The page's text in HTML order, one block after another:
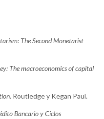
The Second Monetarist
The macroeconomics of capital
. Routledge y Kegan Paul.
Bancario y Ciclos